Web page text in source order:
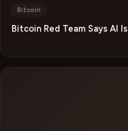
Bitcoin
Bitcoin Red Team Says AI